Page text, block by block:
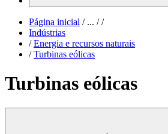
Página inicial /... / /
Indústrias
/ Energia e recursos naturais
/ Turbinas eólicas
Turbinas eólicas